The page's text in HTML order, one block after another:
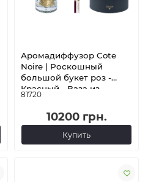
Аромадиффузор Cote
Noire | Роскошный
большой букет роз -
Красный - Ваза из
прозрачного стекла -
Золото - Черная коробка
81720
10200 грн.
Купить